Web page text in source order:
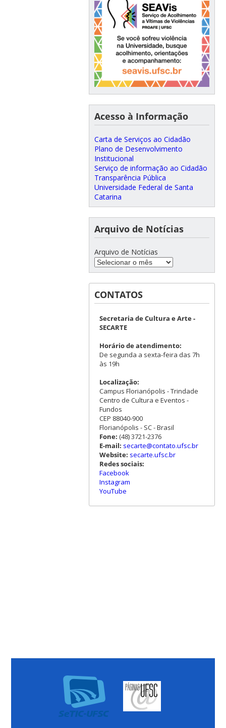
Acesso à Informação
Carta de Serviços ao Cidadão
Plano de Desenvolvimento
Institucional
Serviço de informação ao Cidadão
Transparência Pública
Universidade Federal de Santa
Catarina
Arquivo de Notícias
Arquivo de Notícias
CONTATOS
Secretaria de Cultura e Arte -
SECARTE
Horário de atendimento:
De segunda a sexta-feira das 7h
às 19h
Localização:
Campus Florianópolis - Trindade
Centro de Cultura e Eventos -
Fundos
CEP 88040-900
Florianópolis - SC - Brasil
Fone: (48) 3721-2376
E-mail: secarte@contato.ufsc.br
Website: secarte.ufsc.br
Redes sociais:
Facebook
Instagram
YouTube